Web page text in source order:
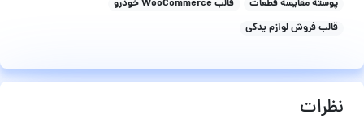
پوسته مقایسه قطعات
قالب WooCommerce خودرو
قالب فروش لوازم یدکی
نظرات